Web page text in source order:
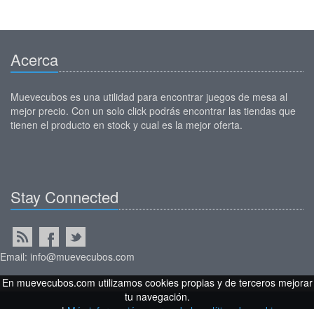
Acerca
Muevecubos es una utilidad para encontrar juegos de mesa al
mejor precio. Con un solo click podrás encontrar las tiendas que
tienen el producto en stock y cual es la mejor oferta.
Stay Connected
Email: info@muevecubos.com
En muevecubos.com utilizamos cookies propias y de terceros mejorar
tu navegación.